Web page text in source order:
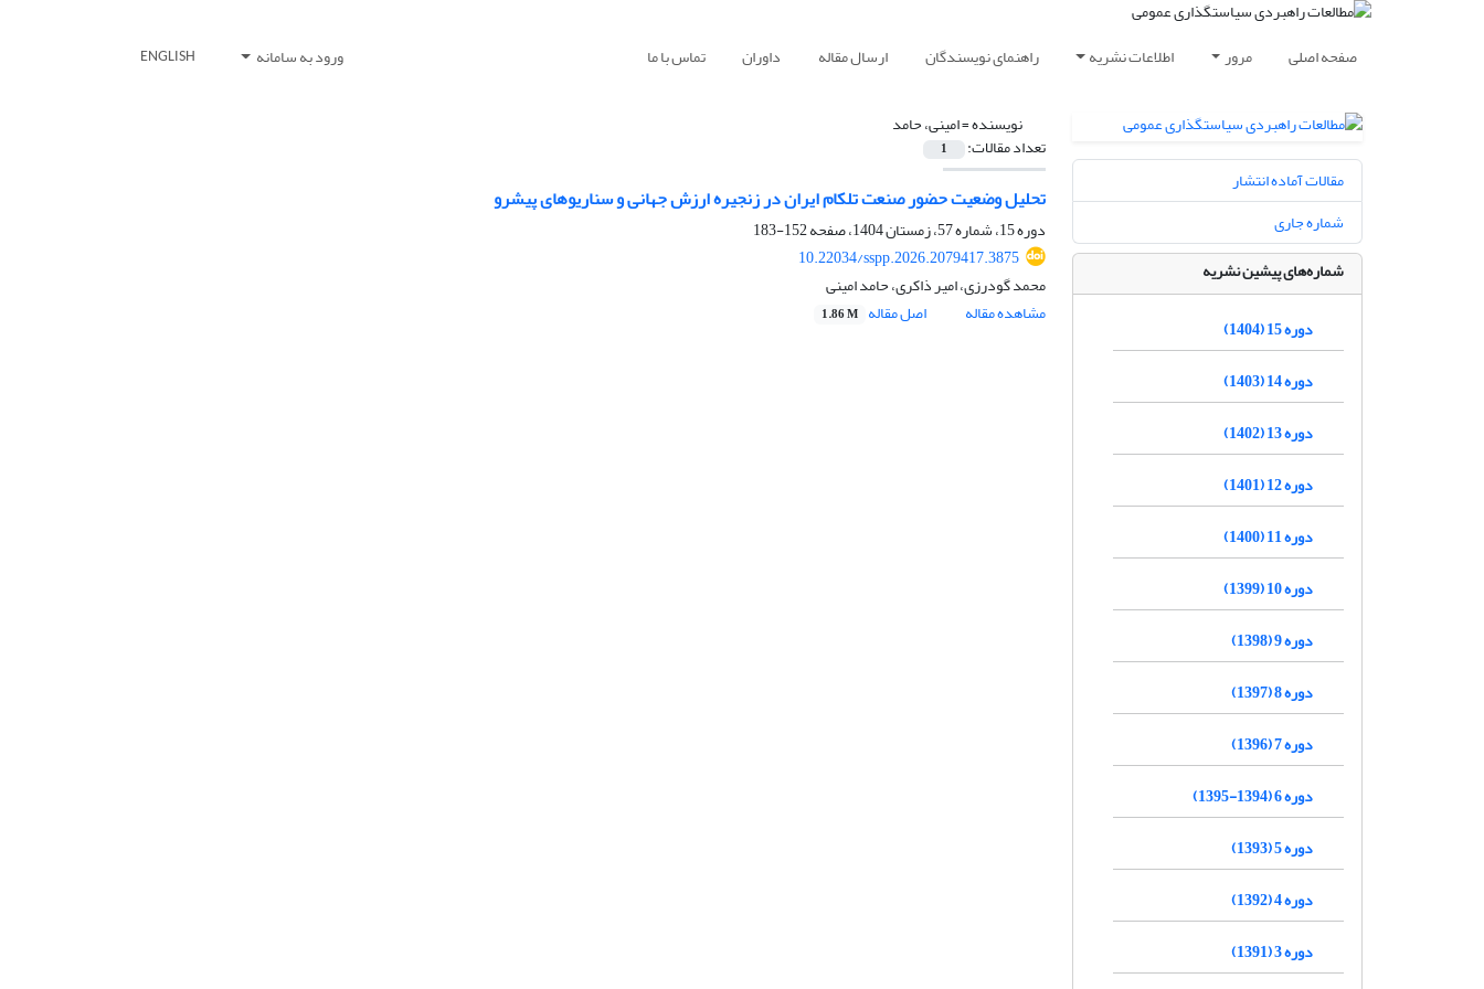
صفحه اصلی مرور اطلاعات نشریه راهنمای نویسندگان ارسال مقاله داوران تماس با ما ورود به سامانه ENGLISH
نویسنده =امینی، حامد
تعداد مقالات: 1
تحلیل وضعیت حضور صنعت تلکام ایران در زنجیره ارزش جهانی و سناریوهای پیشرو
دوره 15، شماره 57، زمستان 1404، صفحه
152-183
10.22034/sspp.2026.2079417.3875
محمد گودرزی، امیر ذاکری، حامد امینی
مشاهده مقاله
اصل مقاله 1.86 M
مقالات آماده انتشار
شماره جاری
شماره‌های پیشین نشریه
دوره 15 (1404)
دوره 14 (1403)
دوره 13 (1402)
دوره 12 (1401)
دوره 11 (1400)
دوره 10 (1399)
دوره 9 (1398)
دوره 8 (1397)
دوره 7 (1396)
دوره 6 (1394-1395)
دوره 5 (1393)
دوره 4 (1392)
دوره 3 (1391)